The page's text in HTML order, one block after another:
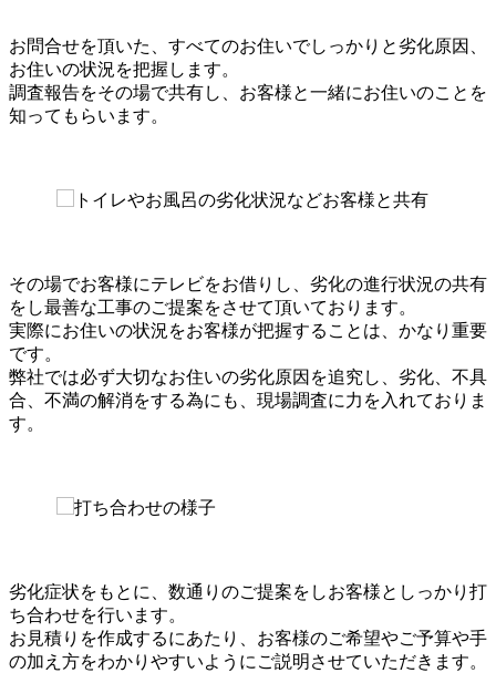
お問合せを頂いた、すべてのお住いでしっかりと劣化原因、
お住いの状況を把握します。
調査報告をその場で共有し、お客様と一緒にお住いのことを
知ってもらいます。
その場でお客様にテレビをお借りし、劣化の進行状況の共有
をし最善な工事のご提案をさせて頂いております。
実際にお住いの状況をお客様が把握することは、かなり重要
です。
弊社では必ず大切なお住いの劣化原因を追究し、劣化、不具
合、不満の解消をする為にも、現場調査に力を入れておりま
す。
劣化症状をもとに、数通りのご提案をしお客様としっかり打
ち合わせを行います。
お見積りを作成するにあたり、お客様のご希望やご予算や手
の加え方をわかりやすいようにご説明させていただきます。